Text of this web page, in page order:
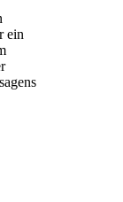
ein